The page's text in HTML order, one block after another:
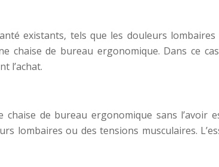
existants, tels que les douleurs lombaires
chaise de bureau ergonomique. Dans ce
l’achat.
de bureau ergonomique sans l’avoir
lombaires ou des tensions musculaires.